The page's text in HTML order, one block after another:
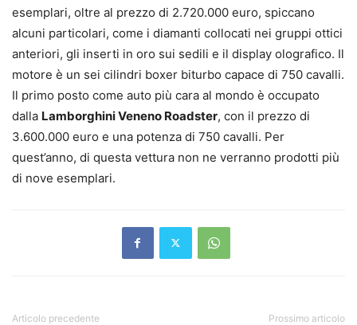
esemplari, oltre al prezzo di 2.720.000 euro, spiccano
alcuni particolari, come i diamanti collocati nei gruppi ottici
anteriori, gli inserti in oro sui sedili e il display olografico. Il
motore è un sei cilindri boxer biturbo capace di 750 cavalli.
Il primo posto come auto più cara al mondo è occupato
dalla Lamborghini Veneno Roadster, con il prezzo di
3.600.000 euro e una potenza di 750 cavalli. Per
quest’anno, di questa vettura non ne verranno prodotti più
di nove esemplari.
Articolo precedente Prossimo articolo